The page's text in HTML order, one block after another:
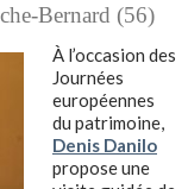
Bernard (56)
À l’occasion des
Journées
européennes
du patrimoine,
Denis Danilo
propose une